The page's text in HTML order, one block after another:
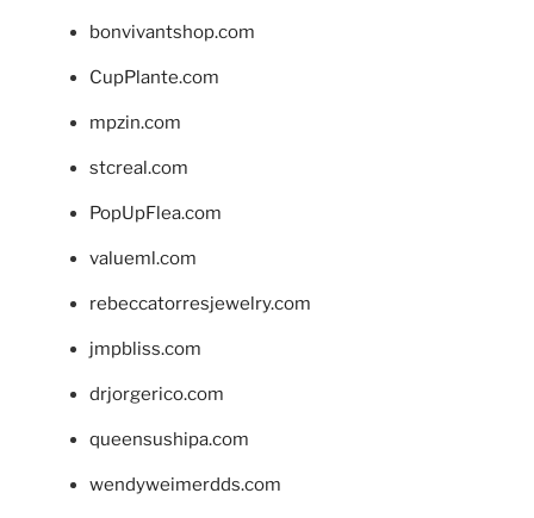
bonvivantshop.com
CupPlante.com
mpzin.com
stcreal.com
PopUpFlea.com
valueml.com
rebeccatorresjewelry.com
jmpbliss.com
drjorgerico.com
queensushipa.com
wendyweimerdds.com